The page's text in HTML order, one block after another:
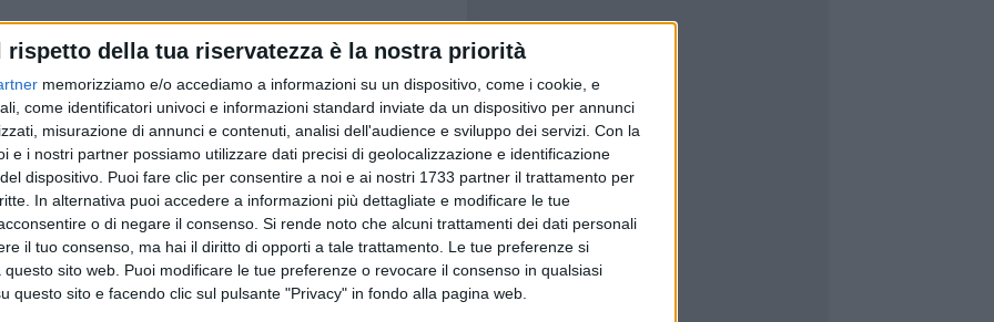
rispetto della tua riservatezza è la nostra priorità
memorizziamo e/o accediamo a informazioni su un dispositivo, come i cookie, e
come identificatori univoci e informazioni standard inviate da un dispositivo per annunci
misurazione di annunci e contenuti, analisi dell'audience e sviluppo dei servizi. Con la
e i nostri partner possiamo utilizzare dati precisi di geolocalizzazione e identificazione
dispositivo. Puoi fare clic per consentire a noi e ai nostri 1733 partner il trattamento per
In alternativa puoi accedere a informazioni più dettagliate e modificare le tue
o di negare il consenso. Si rende noto che alcuni trattamenti dei dati personali
il tuo consenso, ma hai il diritto di opporti a tale trattamento. Le tue preferenze si
sito web. Puoi modificare le tue preferenze o revocare il consenso in qualsiasi
questo sito e facendo clic sul pulsante "Privacy" in fondo alla pagina web.
con la lettura del
l'intervento di Pina Catino, della professoressa Alina
sede di Molfetta e del Dott. Vito Totorizzo,
A seguire i saluti del sindacoAngelantonio Angarano
Minervini . Tra gli interventi spicca per
SIGEA APS, il geologoSalvatore Vallettanonché
e Sviluppo Sostenibile del Club per l'Unesco di
libro " Cronache marinare dell'Adriatico
- Avventure e